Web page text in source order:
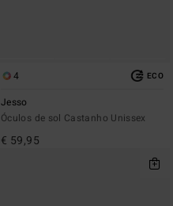
4 ECO
Jesso
Óculos de sol Castanho Unissex
€ 59,95